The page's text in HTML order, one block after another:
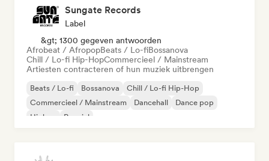
Sungate Records
Label
&gt; 1300 gegeven antwoorden
Afrobeat / AfropopBeats / Lo-fiBossanova
Chill / Lo-fi Hip-HopCommercieel / Mainstream
Artiesten contracteren of hun muziek uitbrengen
Beats / Lo-fi Bossanova
Chill / Lo-fi Hip-Hop
Commercieel / Mainstream
Dancehall
Dance pop
Hiphop
Popziel